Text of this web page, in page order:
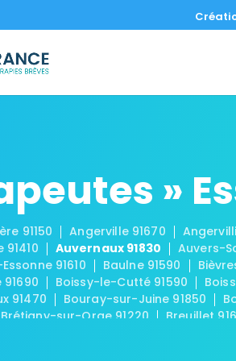
»
91150 Angerville 91670
Auvernaux 91830 Auvers-
91610
Baulne 91590
Boissy-le-Cutté 91590
91470
Bouray-sur-Juine 91850
Brétigny-sur-Orge 91220 Breuillet